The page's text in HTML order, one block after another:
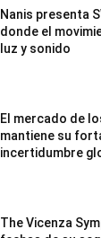
Nanis presenta
donde el
luz y sonido
El mercado de
mantiene su
incertidumbre
The Vicenza